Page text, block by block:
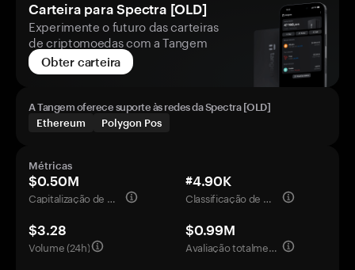
Carteira para Spectra [OLD]
Experimente o futuro das carteiras
de criptomoedas com a Tangem
Obter carteira
A Tangem oferece suporte às redes da Spectra [OLD]
Ethereum
Polygon Pos
Métricas
$0.50M
Capitalização de mercado
#4.90K
Classificação de mercado
$3.28
Volume (24h)
$0.99M
Avaliação totalmente diluída